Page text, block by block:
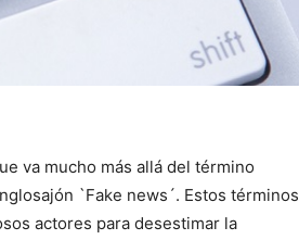
va mucho más allá del término
`Fake news´. Estos términos
actores para desestimar la